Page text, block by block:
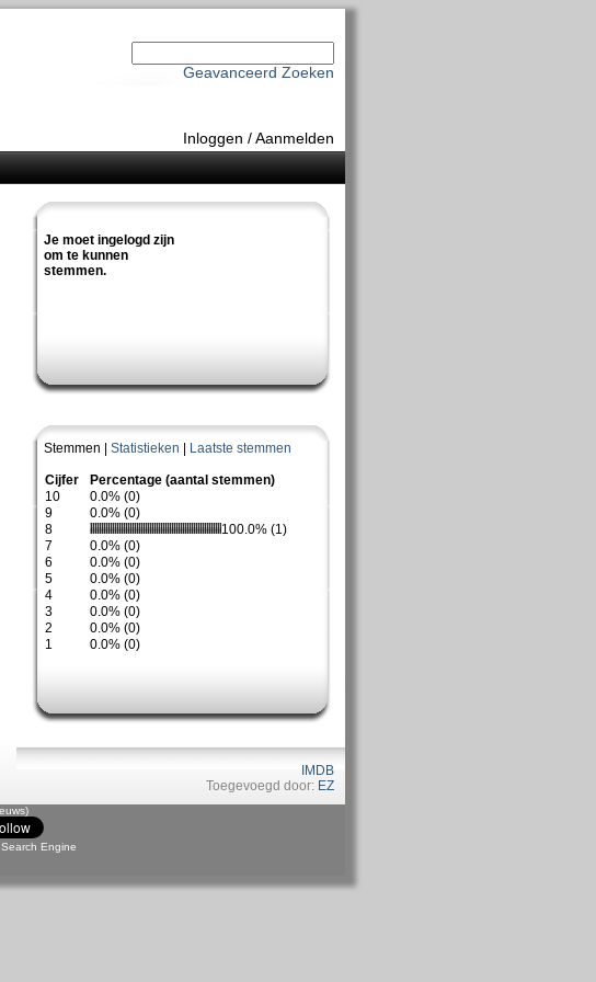
Geavanceerd Zoeken
Inloggen /Aanmelden
Je moet ingelogd zijn
om te kunnen
stemmen.
Stemmen | Statistieken Laatste stemmen
Cijfer
Percentage (aantal stemmen)
10
0.0% (0)
9
0.0% (0)
8
100.0% (1)
7
0.0% (0)
6
0.0% (0)
5
0.0% (0)
4
0.0% (0)
3
0.0% (0)
2
0.0% (0)
1
0.0% (0)
IMDB
Toegevoegd door: EZ
Search Engine